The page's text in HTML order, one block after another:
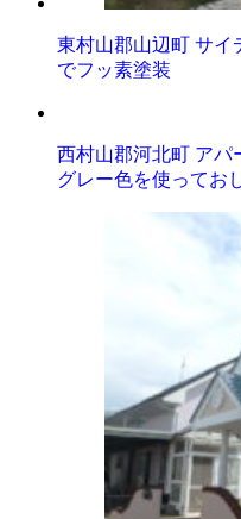
東村山郡山辺町 サ
でフッ素塗装
西村山郡河北町 ア
グレー色を使ってお